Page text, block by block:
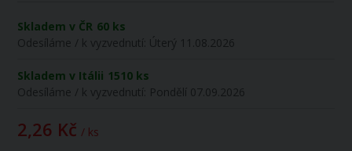
Skladem v ČR 60 ks
Odesíláme / k vyzvednutí: Úterý 11.08.2026
Skladem v Itálii 1510 ks
Odesíláme / k vyzvednutí: Pondělí 07.09.2026
2,26 Kč / ks